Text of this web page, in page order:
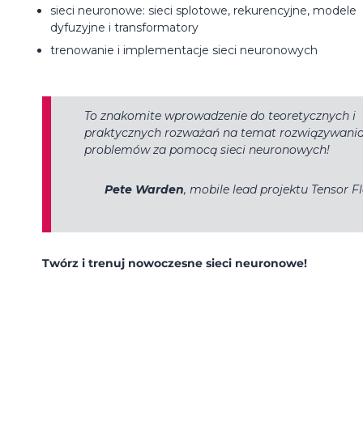
sieci neuronowe: sieci splotowe, rekurencyjne, modele
dyfuzyjne i transformatory
trenowanie i implementacje sieci neuronowych
To znakomite wprowadzenie do teoretycznych i
praktycznych rozważań na temat
problemów za pomocą sieci neuronowych!
Pete Warden, mobile lead projektu Tensor
Twórz i trenuj nowoczesne sieci neuronowe!